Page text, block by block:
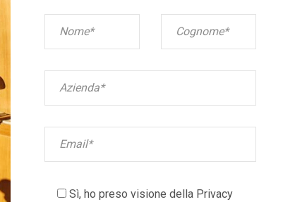
Sì, ho preso visione della Privacy